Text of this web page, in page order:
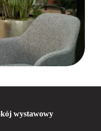
wystawowy